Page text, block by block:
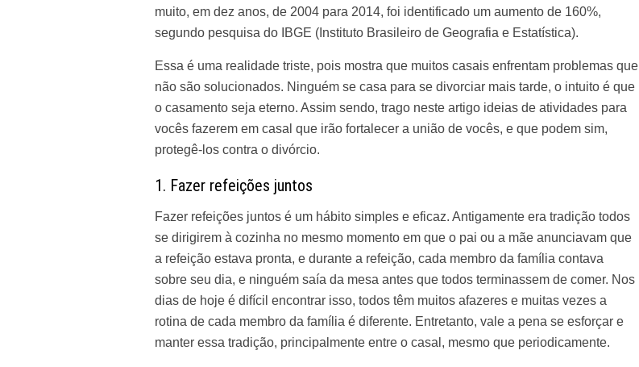
muito, em dez anos, de 2004 para 2014, foi identificado um aumento de 160%,
segundo pesquisa do IBGE (Instituto Brasileiro de Geografia e Estatística).
Essa é uma realidade triste, pois mostra que muitos casais enfrentam problemas que
não são solucionados. Ninguém se casa para se divorciar mais tarde, o intuito é que
o casamento seja eterno. Assim sendo, trago neste artigo ideias de atividades para
vocês fazerem em casal que irão fortalecer a união de vocês, e que podem sim,
protegê-los contra o divórcio.
1. Fazer refeições juntos
Fazer refeições juntos é um hábito simples e eficaz. Antigamente era tradição todos
se dirigirem à cozinha no mesmo momento em que o pai ou a mãe anunciavam que
a refeição estava pronta, e durante a refeição, cada membro da família contava
sobre seu dia, e ninguém saía da mesa antes que todos terminassem de comer. Nos
dias de hoje é difícil encontrar isso, todos têm muitos afazeres e muitas vezes a
rotina de cada membro da família é diferente. Entretanto, vale a pena se esforçar e
manter essa tradição, principalmente entre o casal, mesmo que periodicamente.